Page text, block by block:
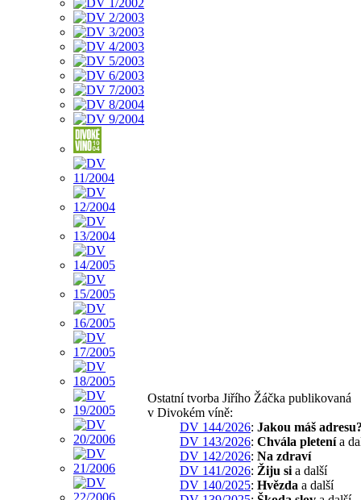
Ostatní tvorba Jiřího Žáčka publikovaná
v Divokém víně:
DV 144/2026: Jakou máš
DV 143/2026: Chvála pletenía
DV 142/2026: Na zdraví
DV 141/2026: Žiju si a další
DV 140/2025: Hvězda a další